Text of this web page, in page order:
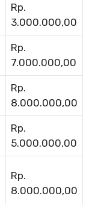
Rp.
3.000.000,00
Rp.
7.000.000,00
Rp.
8.000.000,00
Rp.
5.000.000,00
Rp.
8.000.000,00